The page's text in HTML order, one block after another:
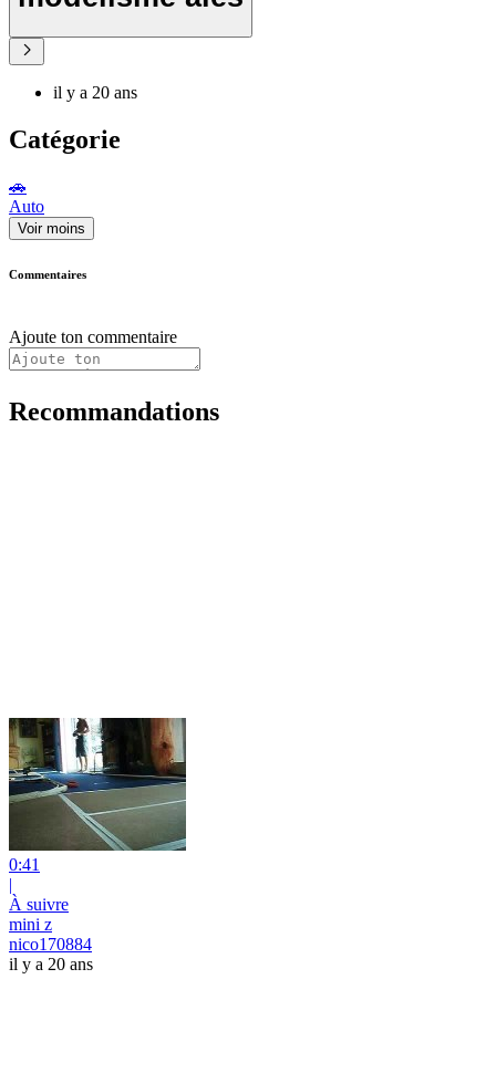
il y a 20 ans
Catégorie
🚗
Auto
Voir moins
Commentaires
Ajoute ton commentaire
Recommandations
0:41
|
À suivre
mini z
nico170884
il y a 20 ans